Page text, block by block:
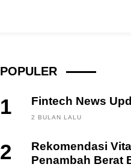
POPULER
1 Fintech News
2 BULAN LALU
2
Rekomendasi
Penambah Berat